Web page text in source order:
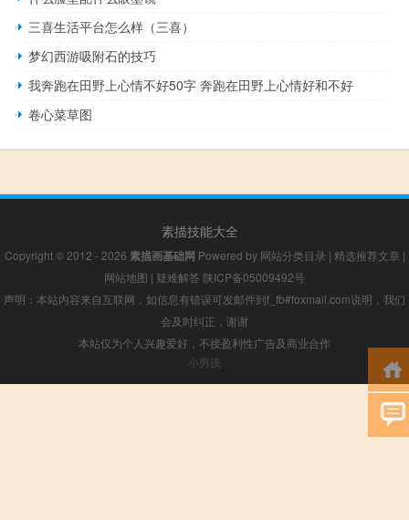
三喜生活平台怎么样（三喜）
梦幻西游吸附石的技巧
我奔跑在田野上心情不好50字 奔跑在田野上心情好和不好
卷心菜草图
素描技能大全
Copyright © 2012 - 2026 素描画基础网 Powered by 网站分类目录 | 精选推荐文章 |
网站地图 | 疑难解答 陕ICP备05009492号
声明：本站内容来自互联网，如信息有错误可发邮件到f_fb#foxmail.com说明，我们
会及时纠正，谢谢
本站仅为个人兴趣爱好，不接盈利性广告及商业合作
小男孩